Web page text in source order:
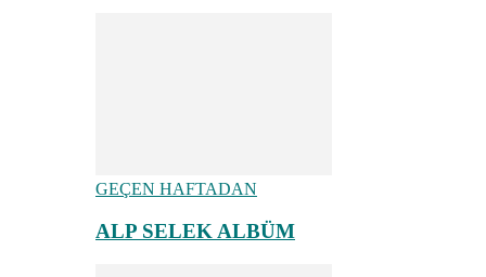
GEÇEN HAFTADAN
ALP SELEK ALBÜM